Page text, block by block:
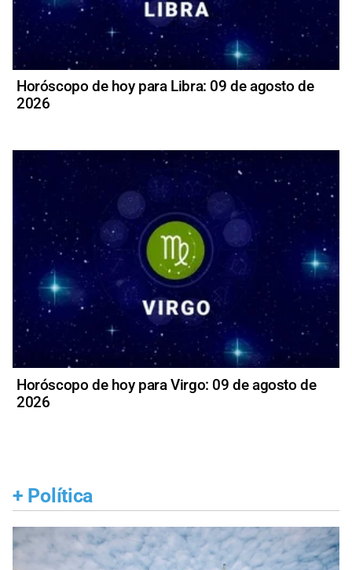
Horóscopo de hoy para Libra: 09 de agosto de
2026
Horóscopo de hoy para Virgo: 09 de agosto de
2026
+ Política